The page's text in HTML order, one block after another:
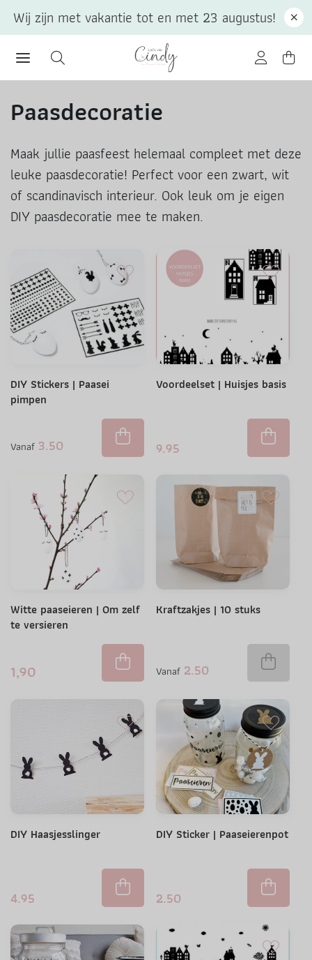
Paasdecoratie
Maak jullie paasfeest helemaal compleet met deze
leuke paasdecoratie! Perfect voor een zwart, wit
of scandinavisch interieur. Ook leuk om je eigen
DIY paasdecoratie mee te maken.
DIY Stickers | Paasei
pimpen
Vanaf 3.50
Voordeelset | Huisjes basis
9.95
Witte paaseieren | Om zelf
te versieren
1,90
Kraftzakjes | 10 stuks
Vanaf 2.50
DIY Haasjesslinger
4.95
DIY Sticker | Paaseierenpot
2.50
Wij zijn met vakantie tot en met 23 augustus!